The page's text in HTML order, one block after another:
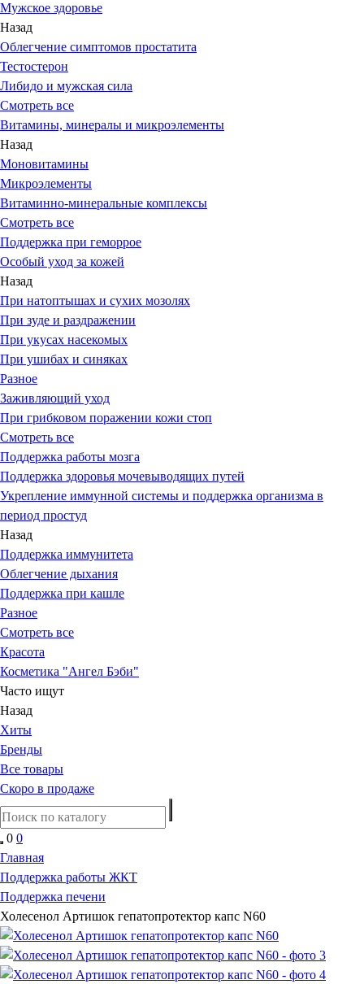
Мужское здоровье
Назад
Облегчение симптомов простатита
Тестостерон
Либидо и мужская сила
Смотреть все
Витамины, минералы и микроэлементы
Назад
Моновитамины
Микроэлементы
Витаминно-минеральные комплексы
Смотреть все
Поддержка при геморрое
Особый уход за кожей
Назад
При натоптышах и сухих мозолях
При зуде и раздражении
При укусах насекомых
При ушибах и синяках
Разное
Заживляющий уход
При грибковом поражении кожи стоп
Смотреть все
Поддержка работы мозга
Поддержка здоровья мочевыводящих путей
Укрепление иммунной системы и поддержка организма в
период простуд
Назад
Поддержка иммунитета
Облегчение дыхания
Поддержка при кашле
Разное
Смотреть все
Красота
Косметика "Ангел Бэби"
Часто ищут
Назад
Хиты
Бренды
Все товары
Скоро в продаже
0 0
Главная
Поддержка работы ЖКТ
Поддержка печени
Холесенол Артишок гепатопротектор капс N60